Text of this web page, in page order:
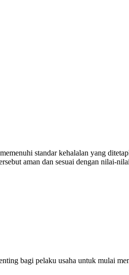
standar kehalalan yang
aman dan sesuai dengan nilai-
bagi pelaku usaha untuk mulai